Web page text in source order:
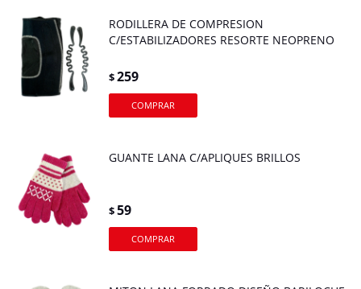
RODILLERA DE COMPRESION
C/ESTABILIZADORES RESORTE NEOPRENO
$259
GUANTE LANA C/APLIQUES BRILLOS
$59